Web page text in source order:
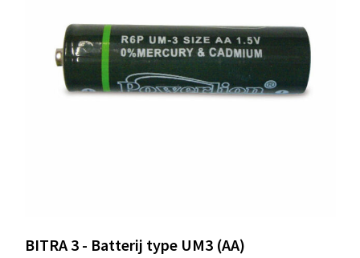
BITRA 3 - Batterij type UM3 (AA)